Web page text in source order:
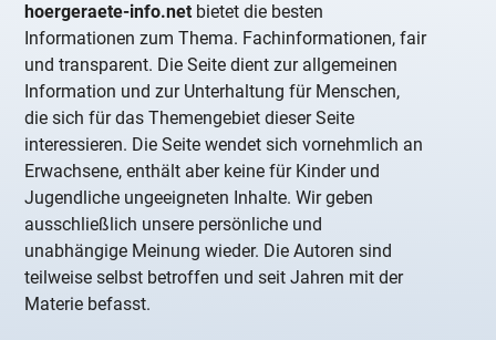
hoergeraete-info.net bietet die besten
Informationen zum Thema. Fachinformationen, fair
und transparent. Die Seite dient zur allgemeinen
Information und zur Unterhaltung für Menschen,
die sich für das Themengebiet dieser Seite
interessieren. Die Seite wendet sich vornehmlich an
Erwachsene, enthält aber keine für Kinder und
Jugendliche ungeeigneten Inhalte. Wir geben
ausschließlich unsere persönliche und
unabhängige Meinung wieder. Die Autoren sind
teilweise selbst betroffen und seit Jahren mit der
Materie befasst.